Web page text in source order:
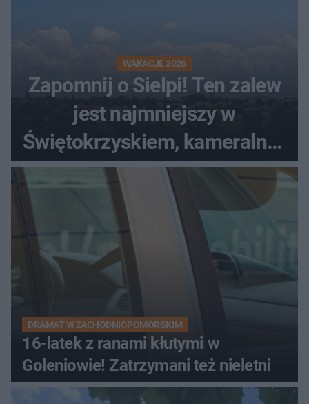
WAKACJE 2026
Zapomnij o Sielpi! Ten zalew
jest najmniejszy w
Świętokrzyskiem, kameralny i
bez tłumów
DRAMAT W ZACHODNIOPOMORSKIM
16-latek z ranami kłutymi w
Goleniowie! Zatrzymani też nieletni